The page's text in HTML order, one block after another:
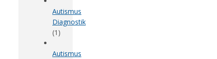
Autismus
Diagnostik
(1)
Autismus